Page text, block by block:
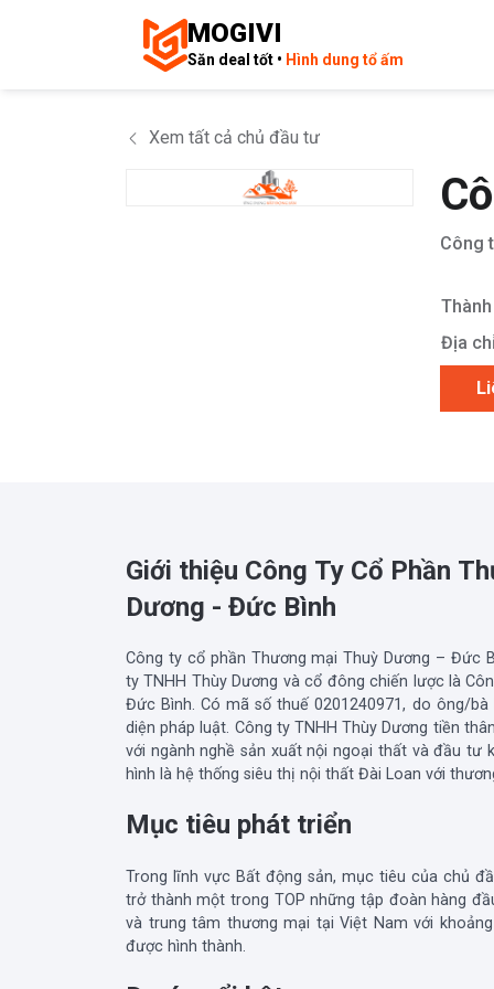
MOGIVI
Săn deal tốt • Hình dung tổ ấm
Xem tất cả chủ đầu tư
Công
Địa
Giới thiệu Công Ty Cổ Phần
Dương - Đức Bình
Công ty cổ phần Thương mại Thuỳ Dương – Đức
ty TNHH Thùy Dương và cổ đông chiến lược là
Đức Bình. Có mã số thuế 0201240971, do ông/bà
diện pháp luật. Công ty TNHH Thùy Dương tiền
với ngành nghề sản xuất nội ngoại thất và đầu tư
hình là hệ thống siêu thị nội thất Đài Loan với
Mục tiêu phát triển
Trong lĩnh vực Bất động sản, mục tiêu của chủ
trở thành một trong TOP những tập đoàn hàng
và trung tâm thương mại tại Việt Nam với
được hình thành.